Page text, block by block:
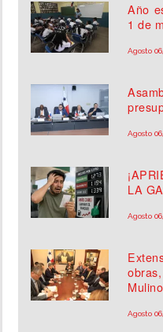
Año
1 de
Agosto
Agosto
LA
Agosto
Agosto